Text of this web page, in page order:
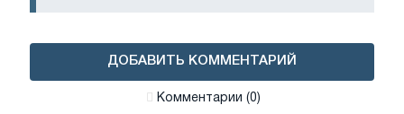
ДОБАВИТЬ КОММЕНТАРИЙ
Комментарии (0)